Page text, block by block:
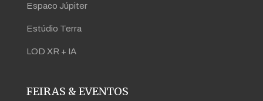
Espaco Júpiter
Estúdio Terra
LOD XR + IA
FEIRAS & EVENTOS